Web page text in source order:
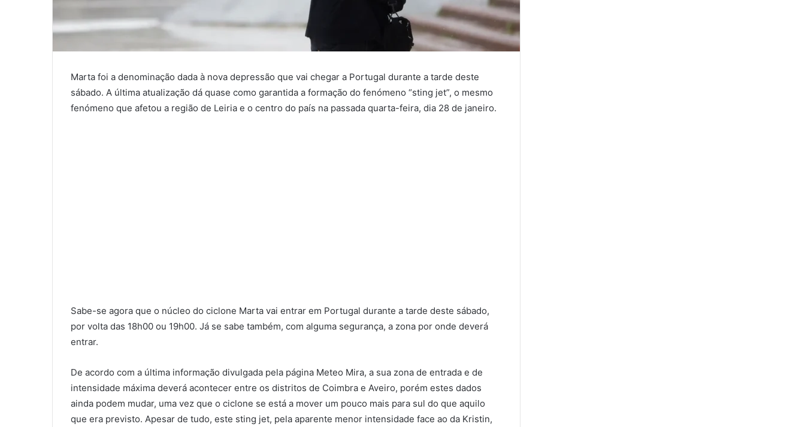
Marta foi a denominação dada à nova depressão que vai chegar a Portugal durante a tarde deste
sábado. A última atualização dá quase como garantida a formação do fenómeno “sting jet”, o mesmo
fenómeno que afetou a região de Leiria e o centro do país na passada quarta-feira, dia 28 de janeiro.
Sabe-se agora que o núcleo do ciclone Marta vai entrar em Portugal durante a tarde deste sábado,
por volta das 18h00 ou 19h00. Já se sabe também, com alguma segurança, a zona por onde deverá
entrar.
De acordo com a última informação divulgada pela página Meteo Mira, a sua zona de entrada e de
intensidade máxima deverá acontecer entre os distritos de Coimbra e Aveiro, porém estes dados
ainda podem mudar, uma vez que o ciclone se está a mover um pouco mais para sul do que aquilo
que era previsto. Apesar de tudo, este sting jet, pela aparente menor intensidade face ao da Kristin,